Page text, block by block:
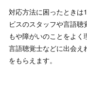
対応方法に困ったときは
ビスのスタッフや言語
もや障がいのことをよ
言語聴覚士などに出会え
をもらえます。